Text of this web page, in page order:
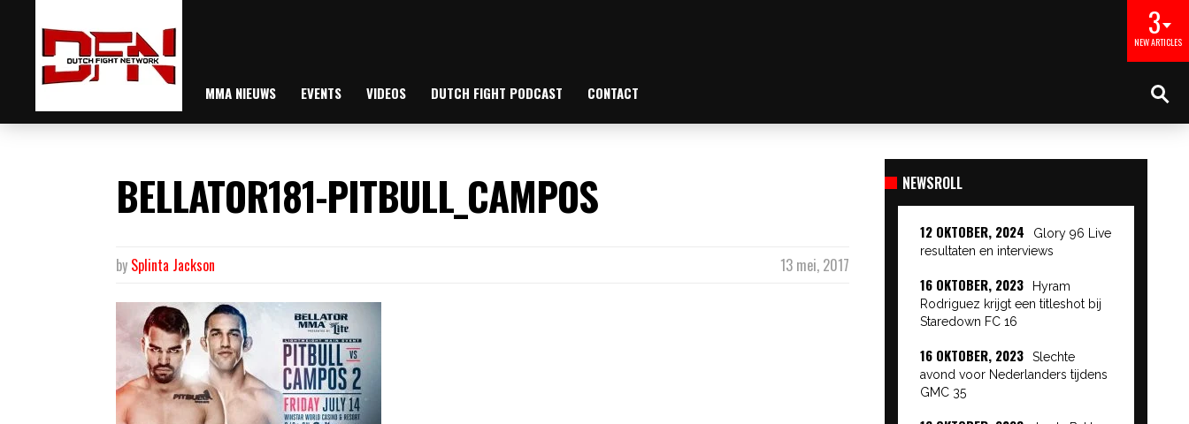
3
NEW ARTICLES
MMA NIEUWS EVENTS VIDEOS DUTCH FIGHT PODCAST CONTACT
BELLATOR181-PITBULL_CAMPOS
13 mei, 2017
by Splinta Jackson
NEWSROLL
12 OKTOBER, 2024
Glory 96 Live
resultaten en interviews
16 OKTOBER, 2023
Hyram
Rodriguez krijgt een titleshot bij
Staredown FC 16
16 OKTOBER, 2023
Slechte
avond voor Nederlanders tijdens
GMC 35